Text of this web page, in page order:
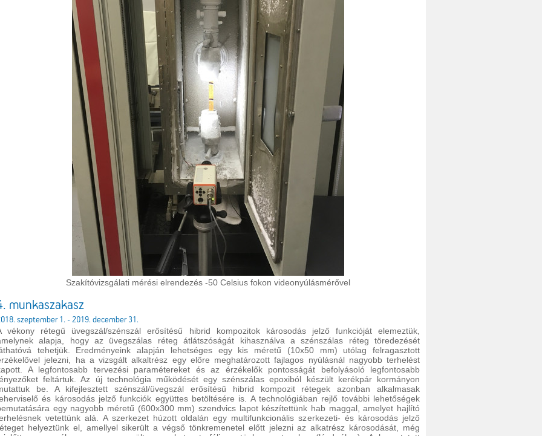
Szakítóvizsgálati mérési elrendezés -50 Celsius fokon videonyúlásmérővel
munkaszakasz
szeptember 1. - 2019. december 31.
vékony rétegű üvegszál/szénszál erősítésű hibrid kompozitok károsodás jelző funkcióját elemeztük,
alapja, hogy az üvegszálas réteg átlátszóságát kihasználva a szénszálas réteg töredezését
tehetjük. Eredményeink alapján lehetséges egy kis méretű (10x50 mm) utólag felragasztott
jelezni, ha a vizsgált alkaltrész egy előre meghatározott fajlagos nyúlásnál nagyobb terhelést
A legfontosabb tervezési paramétereket és az érzékelők pontosságát befolyásoló legfontosabb
feltártuk. Az új technológia működését egy szénszálas epoxiból készült kerékpár kormányon
be. A kifejlesztett szénszál/üvegszál erősítésű hibrid kompozit rétegek azonban alkalmasak
és károsodás jelző funkciók együttes betöltésére is. A technológiában rejlő további lehetőségek
egy nagyobb méretű (600x300 mm) szendvics lapot készítettünk hab maggal, amelyet hajlító
vetettünk alá. A szerkezet húzott oldalán egy multifunkcionális szerkezeti- és károsodás jelző
helyeztünk el, amellyel sikerült a végső tönkremenetel előtt jelezni az alkatrész károsodását, még